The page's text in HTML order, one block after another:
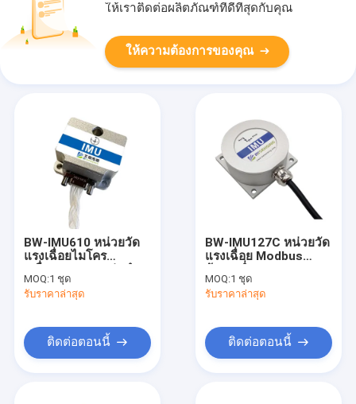
ให้เราติดต่อผลิตภัณฑ์ที่ดีที่สุดกับคุณ
ให้ความต้องการของคุณ
BW-IMU610 หน่วยวัด
แรงเฉื่อยไมโคร
สูง IMU RS422
MOQ:1 ชุด
รับราคาล่าสุด
ติดต่อตอนนี้
BW-IMU127C หน่วยวัด
แรงเฉื่อย Modbus
/485/TTL
MOQ:1 ชุด
รับราคาล่าสุด
ติดต่อตอนนี้